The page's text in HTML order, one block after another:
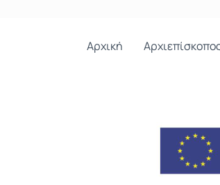
Αρχική